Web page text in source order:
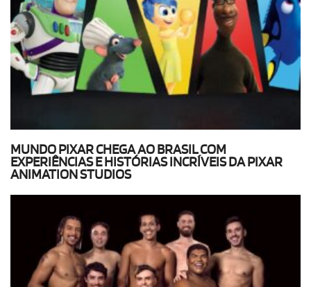
MUNDO PIXAR CHEGA AO BRASIL COM
EXPERIÊNCIAS E HISTÓRIAS INCRÍVEIS DA PIXAR
ANIMATION STUDIOS